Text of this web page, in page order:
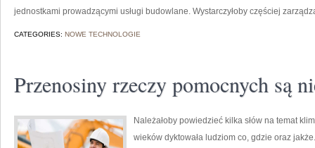
jednostkami prowadzącymi usługi budowlane. Wystarczyłoby częściej
CATEGORIES: NOWE TECHNOLOGIE
Przenosiny rzeczy pomocnych są
Należałoby powiedzieć kilka słów na temat
wieków dyktowała ludziom co, gdzie oraz